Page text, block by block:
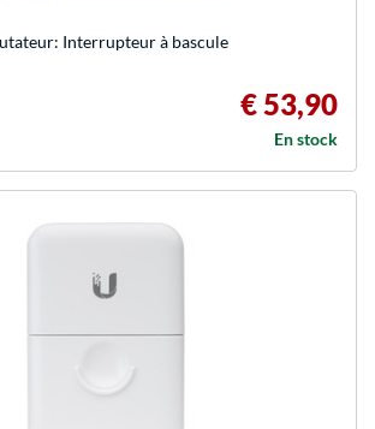
Interrupteur à bascule
€ 53,90
En stock